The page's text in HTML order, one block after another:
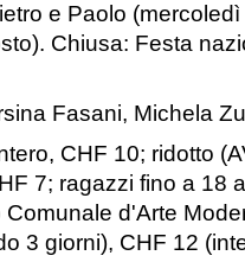
e Paolo
Chiusa: Festa
Fasani, Michela
CHF 10; ridotto
7; ragazzi fino a 18
d'Arte
3 giorni), CHF 12